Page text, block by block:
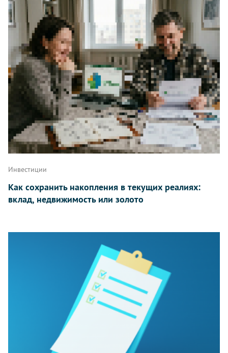
Инвестиции
Как сохранить накопления в текущих реалиях:
вклад, недвижимость или золото